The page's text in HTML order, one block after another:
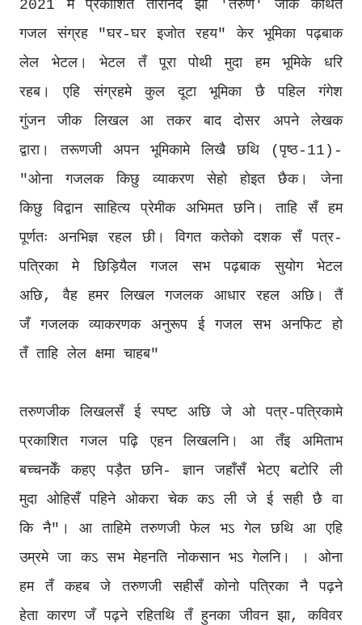
2021 मे प्रकाशित तारानंद झा 'तरुण' जीक कथित
गजल संग्रह "घर-घर इजोत रहय" केर भूमिका पढ़बाक
लेल भेटल। भेटल तँ पूरा पोथी मुदा हम भूमिके धरि
रहब। एहि संग्रहमे कुल दूटा भूमिका छै पहिल गंगेश
गुंजन जीक लिखल आ तकर बाद दोसर अपने लेखक
द्वारा। तरूणजी अपन भूमिकामे लिखै छथि (पृष्ठ-11)-
"ओना गजलक किछु व्याकरण सेहो होइत छैक। जेना
किछु विद्वान साहित्य प्रेमीक अभिमत छनि। ताहि सँ हम
पूर्णतः अनभिज्ञ रहल छी। विगत कतेको दशक सँ पत्र-
पत्रिका मे छिड़ियैल गजल सभ पढ़बाक सुयोग भेटल
अछि, वैह हमर लिखल गजलक आधार रहल अछि। तैं
जँ गजलक व्याकरणक अनुरूप ई गजल सभ अनफिट हो
तँ ताहि लेल क्षमा चाहब"
तरुणजीक लिखलसँ ई स्पष्ट अछि जे ओ पत्र-पत्रिकामे
प्रकाशित गजल पढ़ि एहन लिखलनि। आ तँइ अमिताभ
बच्चनकेँ कहए पड़ैत छनि- ज्ञान जहाँसँ भेटए बटोरि ली
मुदा ओहिसँ पहिने ओकरा चेक कऽ ली जे ई सही छै वा
कि नै"। आ ताहिमे तरुणजी फेल भऽ गेल छथि आ एहि
उम्रमे जा कऽ सभ मेहनति नोकसान भऽ गेलनि। । ओना
हम तँ कहब जे तरुणजी सहीसँ कोनो पत्रिका नै पढ़ने
हेता कारण जँ पढ़ने रहितथि तँ हुनका जीवन झा, कविवर